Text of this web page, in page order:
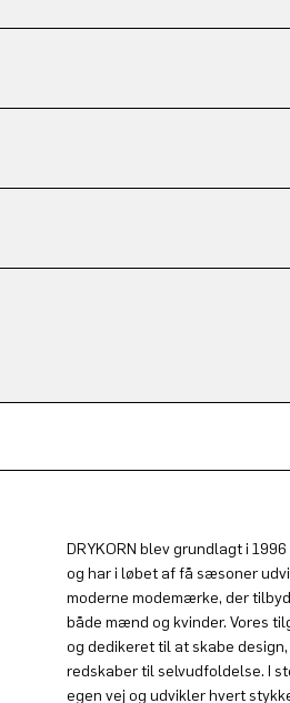
DRYKORN blev grundlagt i
og har i løbet af få sæsoner
moderne modemærke, der
både mænd og kvinder. Vores
og dedikeret til at skabe
redskaber til selvudfoldelse. I
egen vej og udvikler hvert